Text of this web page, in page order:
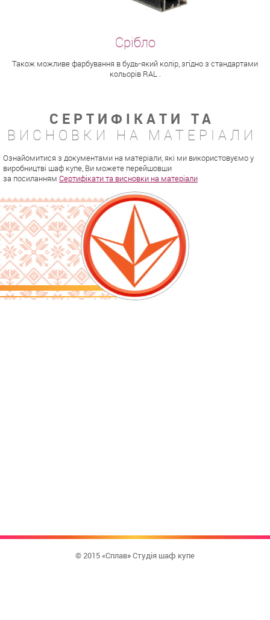
Також можливе фарбування в будь-який колір, згідно з стандартами
кольорів RAL .
СЕРТИФІКАТИ ТА
ВИСНОВКИ НА МАТЕРІАЛИ
Ознайомитися з документами на матеріали, які ми використовуємо у
виробництві шаф купе, Ви можете перейшовши
за посиланням Сертифікати та висновки на матеріали
© 2015 «Сплав» Студія шаф купе